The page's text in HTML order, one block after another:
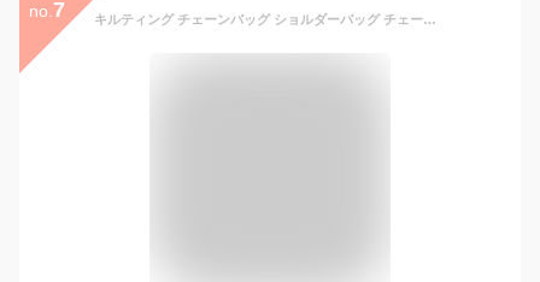
no. 7 キルティング チェーンバッグ ショルダーバッグ チェーン 長さ調整可【 Baldone バルドーネ(S)サイズ 】羊革 本革 バッグ シンプル 可愛い かわいい おしゃれ 大人 上品 ゴールド シルバー金具 シープ レザー ミニバッグ プレゼント ギフト ブランド HAYNI ヘイニ